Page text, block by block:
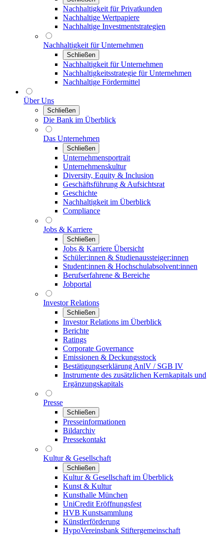
Nachhaltigkeit für Privatkunden
Nachhaltige Wertpapiere
Nachhaltige Investmentstrategien
Nachhaltigkeit für Unternehmen
Schließen
Nachhaltigkeit für Unternehmen
Nachhaltigkeitsstrategie für Unternehmen
Nachhaltige Fördermittel
Über Uns
Schließen
Die Bank im Überblick
Das Unternehmen
Schließen
Unternehmensportrait
Unternehmenskultur
Diversity, Equity & Inclusion
Geschäftsführung & Aufsichtsrat
Geschichte
Nachhaltigkeit im Überblick
Compliance
Jobs & Karriere
Schließen
Jobs & Karriere Übersicht
Schüler:innen & Studienaussteiger:innen
Student:innen & Hochschulabsolvent:innen
Berufserfahrene & Bereiche
Jobportal
Investor Relations
Schließen
Investor Relations im Überblick
Berichte
Ratings
Corporate Governance
Emissionen & Deckungsstock
Bestätigungserklärung AnlV / SGB IV
Instrumente des zusätzlichen Kernkapitals und
Ergänzungskapitals
Presse
Schließen
Presseinformationen
Bildarchiv
Pressekontakt
Kultur & Gesellschaft
Schließen
Kultur & Gesellschaft im Überblick
Kunst & Kultur
Kunsthalle München
UniCredit Eröffnungsfest
HVB Kunstsammlung
Künstlerförderung
HypoVereinsbank Stiftergemeinschaft